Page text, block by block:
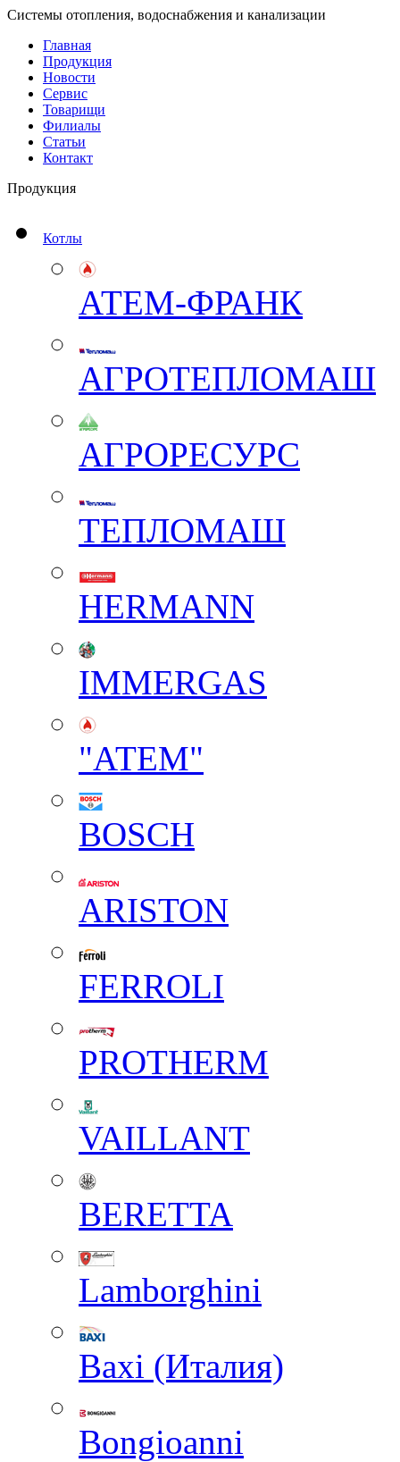
Системы отопления, водоснабжения и канализации
Главная
Продукция
Новости
Сервис
Товарищи
Филиалы
Статьи
Контакт
Продукция
Котлы
АТЕМ-ФРАНК
АГРОТЕПЛОМАШ
АГРОРЕСУРС
ТЕПЛОМАШ
HERMANN
IMMERGAS
"АТЕМ"
BOSCH
ARISTON
FERROLI
PROTHERM
VAILLANT
BERETTA
Lamborghini
Baxi (Италия)
Вongioanni